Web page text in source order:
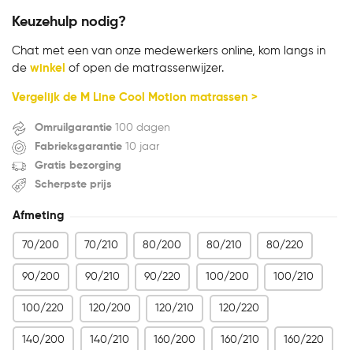
Keuzehulp nodig?
Chat met een van onze medewerkers online, kom langs in
de winkel of open de matrassenwijzer.
Vergelijk de M Line Cool Motion matrassen >
Omruilgarantie 100 dagen
Fabrieksgarantie 10 jaar
Gratis bezorging
Scherpste prijs
Afmeting
70/200 70/210 80/200 80/210 80/220
90/200 90/210 90/220 100/200 100/210
100/220 120/200 120/210 120/220
140/200 140/210 160/200 160/210 160/220